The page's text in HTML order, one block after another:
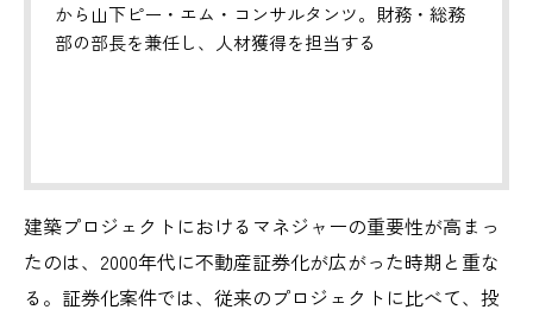
から山下ピー・エム・コンサルタンツ。財務・総務
部の部長を兼任し、人材獲得を担当する
建築プロジェクトにおけるマネジャーの重要性が高まっ
たのは、2000年代に不動産証券化が広がった時期と重な
る。証券化案件では、従来のプロジェクトに比べて、投